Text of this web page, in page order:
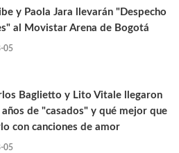
y Paola Jara llevarán "Despecho
al Movistar Arena de Bogotá
05
Baglietto y Lito Vitale llegaron
de "casados" y qué mejor que
con canciones de amor
05